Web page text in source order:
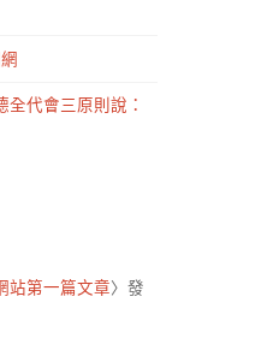
代會三原則說：
站第一篇文章〉發